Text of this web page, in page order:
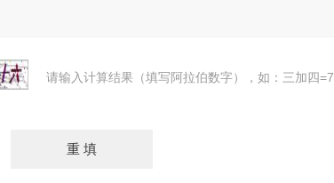
请输入计算结果（填写阿拉伯数字），如：三加四=7